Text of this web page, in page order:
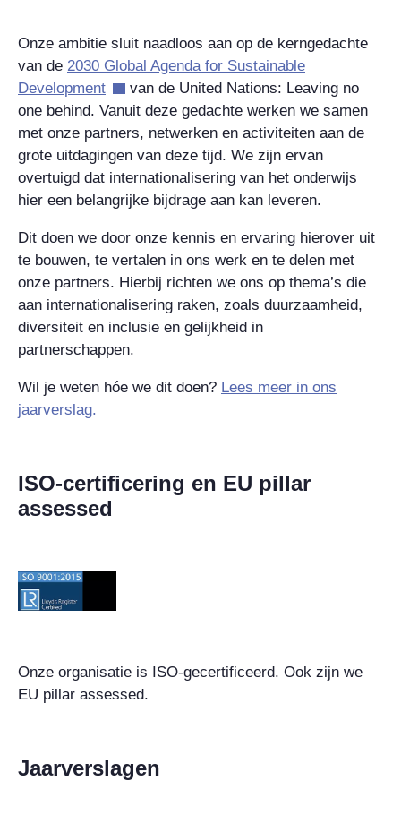
Onze ambitie sluit naadloos aan op de kerngedachte
van de 2030 Global Agenda for Sustainable
Development
van de United Nations: Leaving no
one behind. Vanuit deze gedachte werken we samen
met onze partners, netwerken en activiteiten aan de
grote uitdagingen van deze tijd. We zijn ervan
overtuigd dat internationalisering van het onderwijs
hier een belangrijke bijdrage aan kan leveren.
Dit doen we door onze kennis en ervaring hierover uit
te bouwen, te vertalen in ons werk en te delen met
onze partners. Hierbij richten we ons op thema’s die
aan internationalisering raken, zoals duurzaamheid,
diversiteit en inclusie en gelijkheid in
partnerschappen.
Wil je weten hóe we dit doen? Lees meer in ons
jaarverslag.
ISO-certificering en EU pillar
assessed
Onze organisatie is ISO-gecertificeerd. Ook zijn we
EU pillar assessed.
Jaarverslagen